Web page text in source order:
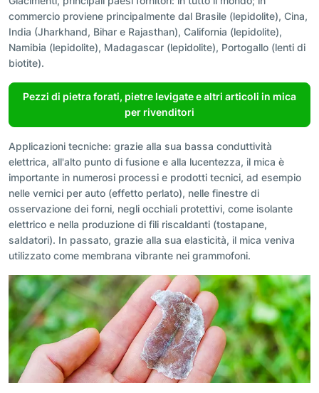
commercio proviene principalmente dal Brasile (lepidolite), Cina,
India (Jharkhand, Bihar e Rajasthan), California (lepidolite),
Namibia (lepidolite), Madagascar (lepidolite), Portogallo (lenti di
biotite).
Pezzi di pietra forati, pietre levigate e altri articoli in mica
per rivenditori
Applicazioni tecniche: grazie alla sua bassa conduttività
elettrica, all'alto punto di fusione e alla lucentezza, il mica è
importante in numerosi processi e prodotti tecnici, ad esempio
nelle vernici per auto (effetto perlato), nelle finestre di
osservazione dei forni, negli occhiali protettivi, come isolante
elettrico e nella produzione di fili riscaldanti (tostapane,
saldatori). In passato, grazie alla sua elasticità, il mica veniva
utilizzato come membrana vibrante nei grammofoni.